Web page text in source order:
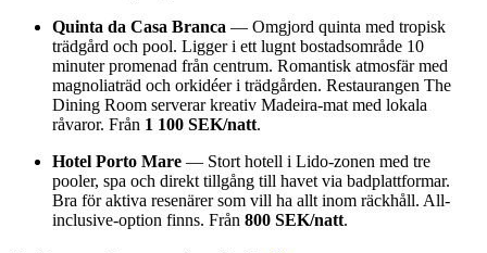
Quinta da Casa Branca — Omgjord quinta med tropisk
trädgård och pool. Ligger i ett lugnt bostadsområde 10
minuter promenad från centrum. Romantisk atmosfär med
magnoliaträd och orkidéer i trädgården. Restaurangen The
Dining Room serverar kreativ Madeira-mat med lokala
råvaror. Från 1 100 SEK/natt.
Hotel Porto Mare — Stort hotell i Lido-zonen med tre
pooler, spa och direkt tillgång till havet via badplattformar.
Bra för aktiva resenärer som vill ha allt inom räckhåll. All-
inclusive-option finns. Från 800 SEK/natt.